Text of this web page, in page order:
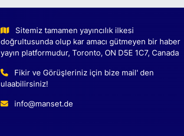
Sitemiz tamamen yayıncılık ilkesi
doğrultusunda olup kar amacı gütmeyen bir haber
yayın platformudur, Toronto, ON D5E 1C7, Canada
Fikir ve Görüşleriniz için bize mail' den
ulaabilirsiniz!
info@manset.de